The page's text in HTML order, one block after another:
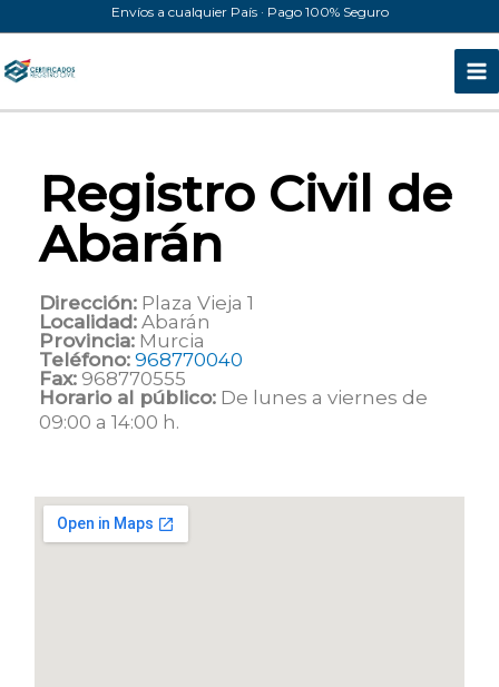
al
contenido
Envíos a cualquier País · Pago 100% Seguro
Registro Civil de
Abarán
Dirección: Plaza Vieja 1
Localidad: Abarán
Provincia: Murcia
Teléfono: 968770040
Fax: 968770555
Horario al público: De lunes a viernes de
09:00 a 14:00 h.